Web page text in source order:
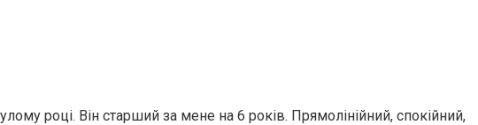
році. Він старший за мене на 6 років. Прямолінійний, спокійний,